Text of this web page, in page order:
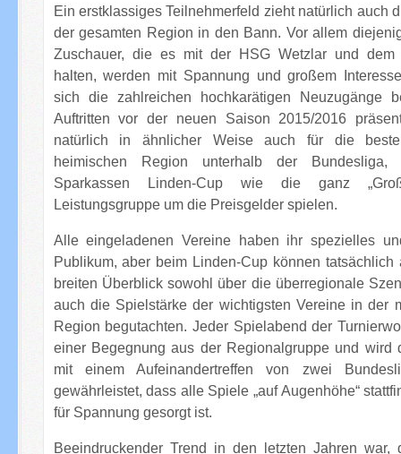
Ein erstklassiges Teilnehmerfeld zieht natürlich auch
der gesamten Region in den Bann. Vor allem
Zuschauer, die es mit der HSG Wetzlar und dem
halten, werden mit Spannung und großem
sich die zahlreichen hochkarätigen Neuzugänge
Auftritten vor der neuen Saison 2015/2016
natürlich in ähnlicher Weise auch für die
heimischen Region unterhalb der
Sparkassen Linden-Cup wie die ganz
Leistungsgruppe um die Preisgelder spielen.
Alle eingeladenen Vereine haben ihr spezielles
Publikum, aber beim Linden-Cup können
breiten Überblick sowohl über die überregionale
auch die Spielstärke der wichtigsten Vereine in der
Region begutachten. Jeder Spielabend der
einer Begegnung aus der Regionalgruppe und wird
mit einem Aufeinandertreffen von zwei
gewährleistet, dass alle Spiele „auf Augenhöhe“
für Spannung gesorgt ist.
Beeindruckender Trend in den letzten Jahren war,